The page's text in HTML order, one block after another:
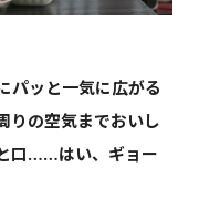
パッと一気に広がる
りの空気までおいし
口……はい、ギョー